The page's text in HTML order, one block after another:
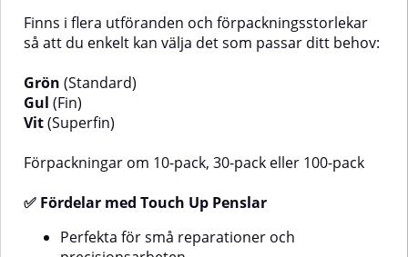
färgappliceringPerfekt för
reparation av stenskott och
andra lackdefekterSmidig storlek
lackdefekterLämplig vid finare
detaljarbeten inom billackering
Stenskottspensel nr 4 får du ett
lackreparationer enklare,
Finns i flera utföranden och förpackningsstorlekar
så att du enkelt kan välja det som passar ditt behov:
Grön (Standard)
Gul (Fin)
Vit(Superfin)
Förpackningar om 10-pack, 30-pack eller 100-pack
✅ Fördelar med Touch Up Penslar
Perfekta för små reparationer och